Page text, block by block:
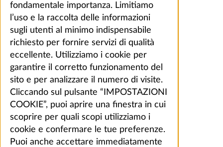
fondamentale importanza. Limitiamo
l’uso e la raccolta delle informazioni
sugli utenti al minimo indispensabile
richiesto per fornire servizi di qualità
eccellente. Utilizziamo i cookie per
garantire il corretto funzionamento del
sito e per analizzare il numero di visite.
Cliccando sul pulsante “IMPOSTAZIONI
COOKIE”, puoi aprire una finestra in cui
scoprire per quali scopi utilizziamo i
cookie e confermare le tue preferenze.
Puoi anche accettare immediatamente